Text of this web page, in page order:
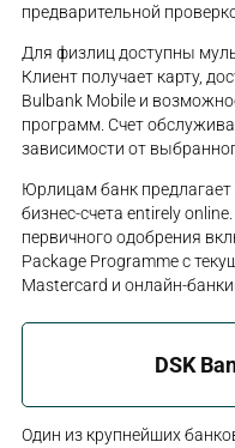
предварительной
Для физлиц доступны
Клиент получает карту,
Bulbank Mobile и
программ. Счет
зависимости от
Юрлицам банк
бизнес-счета entirely
первичного одобрения
Package Programme с
Mastercard и онлайн-
DSK
Один из крупнейших